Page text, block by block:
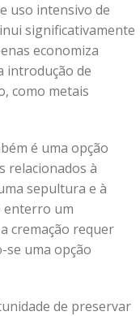
uso intensivo de
significativamente
economiza
introdução de
como metais
é uma opção
relacionados à
sepultura e à
enterro um
cremação requer
uma opção
de preservar